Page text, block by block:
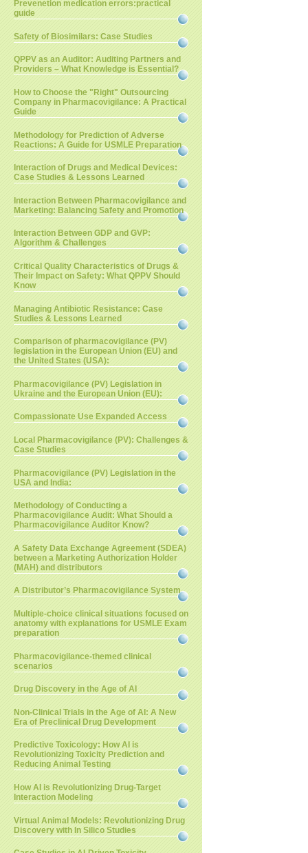
Prevenetion medication errors:practical
guide
Safety of Biosimilars: Case Studies
QPPV as an Auditor: Auditing Partners and
Providers – What Knowledge is Essential?
How to Choose the "Right" Outsourcing
Company in Pharmacovigilance: A Practical
Guide
Methodology for Prediction of Adverse
Reactions: A Guide for USMLE Preparation
Interaction of Drugs and Medical Devices:
Case Studies & Lessons Learned
Interaction Between Pharmacovigilance and
Marketing: Balancing Safety and Promotion
Interaction Between GDP and GVP:
Algorithm & Challenges
Critical Quality Characteristics of Drugs &
Their Impact on Safety: What QPPV Should
Know
Managing Antibiotic Resistance: Case
Studies & Lessons Learned
Comparison of pharmacovigilance (PV)
legislation in the European Union (EU) and
the United States (USA):
Pharmacovigilance (PV) Legislation in
Ukraine and the European Union (EU):
Compassionate Use Expanded Access
Local Pharmacovigilance (PV): Challenges &
Case Studies
Pharmacovigilance (PV) Legislation in the
USA and India:
Methodology of Conducting a
Pharmacovigilance Audit: What Should a
Pharmacovigilance Auditor Know?
A Safety Data Exchange Agreement (SDEA)
between a Marketing Authorization Holder
(MAH) and distributors
A Distributor’s Pharmacovigilance System
Multiple-choice clinical situations focused on
anatomy with explanations for USMLE Exam
preparation
Pharmacovigilance-themed clinical
scenarios
Drug Discovery in the Age of AI
Non-Clinical Trials in the Age of AI: A New
Era of Preclinical Drug Development
Predictive Toxicology: How AI is
Revolutionizing Toxicity Prediction and
Reducing Animal Testing
How AI is Revolutionizing Drug-Target
Interaction Modeling
Virtual Animal Models: Revolutionizing Drug
Discovery with In Silico Studies